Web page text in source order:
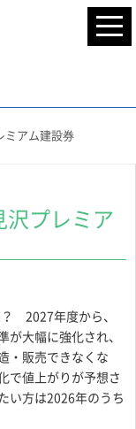
ミアム建設券
沢プレミア
2027年度から、
が大幅に強化され、
・販売できなくな
で値上がりが予想さ
い方は2026年のうち